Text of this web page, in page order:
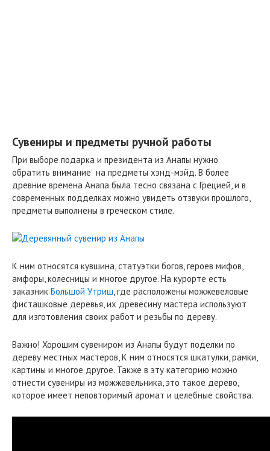
Сувениры и предметы ручной работы
При выборе подарка и президента из Анапы нужно
обратить внимание на предметы хэнд-мэйд. В более
древние времена Анапа была тесно связана с Грецией, и в
современных подделках можно увидеть отзвуки прошлого,
предметы выполнены в греческом стиле.
К ним относятся кувшина, статуэтки богов, героев мифов,
амфоры, колесницы и многое другое. На курорте есть
заказник Большой Утриш, где расположены можжевеловые
фисташковые деревья, их древесину мастера используют
для изготовления своих работ и резьбы по дереву.
Важно! Хорошим сувениром из Анапы будут поделки по
дереву местных мастеров, К ним относятся шкатулки, рамки,
картины и многое другое. Также в эту категорию можно
отнести сувениры из можжевельника, это такое дерево,
которое имеет неповторимый аромат и целебные свойства.